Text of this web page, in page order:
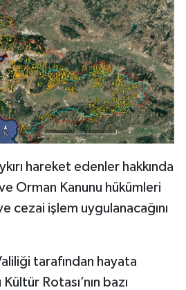
hareket edenler hakkında
Orman Kanunu hükümleri
cezai işlem uygulanacağını
tarafından hayata
Rotası’nın bazı